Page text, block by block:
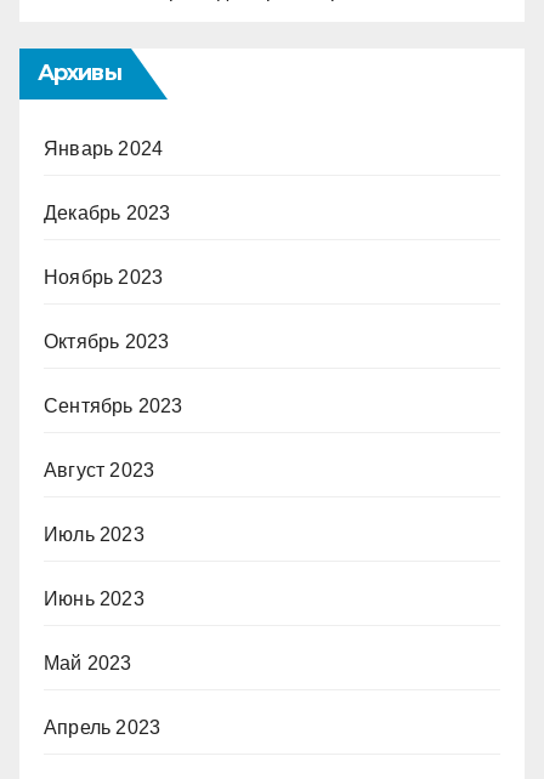
Архивы
Январь 2024
Декабрь 2023
Ноябрь 2023
Октябрь 2023
Сентябрь 2023
Август 2023
Июль 2023
Июнь 2023
Май 2023
Апрель 2023